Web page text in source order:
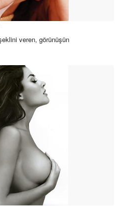
veren, görünüşün